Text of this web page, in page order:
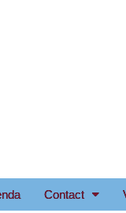
Contact